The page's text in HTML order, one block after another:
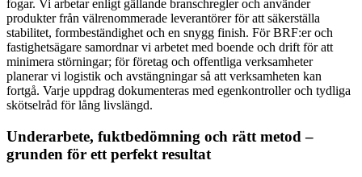
fogar. Vi arbetar enligt gällande branschregler och använder
produkter från välrenommerade leverantörer för att säkerställa
stabilitet, formbeständighet och en snygg finish. För BRF:er och
fastighetsägare samordnar vi arbetet med boende och drift för att
minimera störningar; för företag och offentliga verksamheter
planerar vi logistik och avstängningar så att verksamheten kan
fortgå. Varje uppdrag dokumenteras med egenkontroller och tydliga
skötselråd för lång livslängd.
Underarbete, fuktbedömning och rätt metod –
grunden för ett perfekt resultat